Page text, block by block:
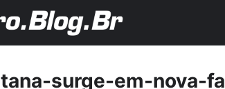
surge-em-nova-